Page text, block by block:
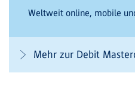
Weltweit online, mobile
Mehr zur Debit